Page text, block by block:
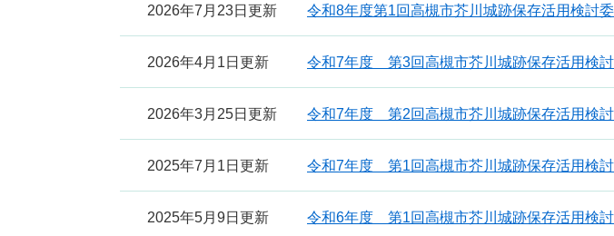
2026年7月23日更新 令和8年度第1回高槻市芥川城跡保存活用検討
2026年4月1日更新 令和7年度 第3回高槻市芥川城跡保存活用検
2026年3月25日更新 令和7年度 第2回高槻市芥川城跡保存活用検
2025年7月1日更新 令和7年度 第1回高槻市芥川城跡保存活用検
2025年5月9日更新 令和6年度 第1回高槻市芥川城跡保存活用検